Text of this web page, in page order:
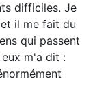
difficiles. Je
il me fait du
qui passent
m'a dit :